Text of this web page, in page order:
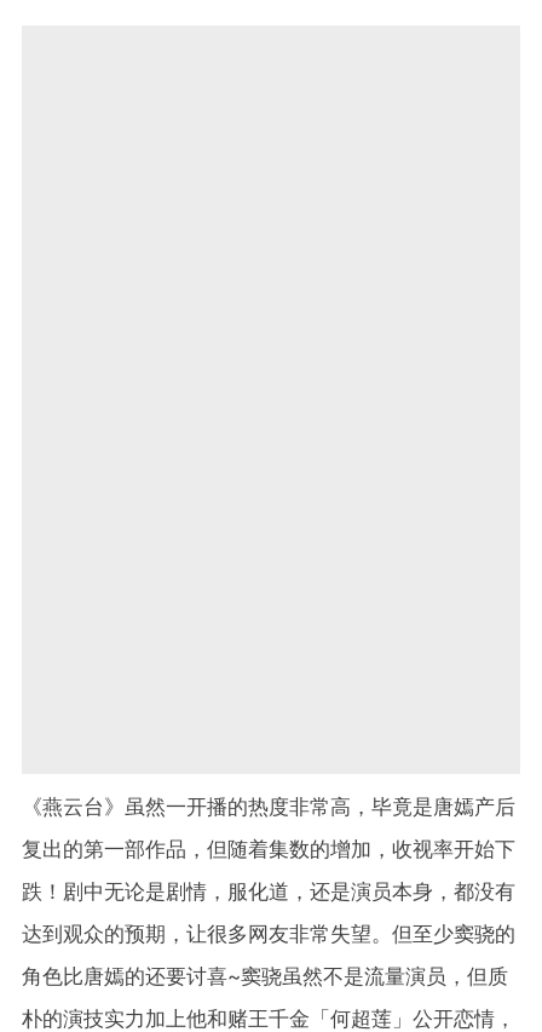
《燕云台》虽然一开播的热度非常高，毕竟是唐嫣产后
复出的第一部作品，但随着集数的增加，收视率开始下
跌！剧中无论是剧情，服化道，还是演员本身，都没有
达到观众的预期，让很多网友非常失望。但至少窦骁的
角色比唐嫣的还要讨喜~窦骁虽然不是流量演员，但质
朴的演技实力加上他和赌王千金「何超莲」公开恋情，